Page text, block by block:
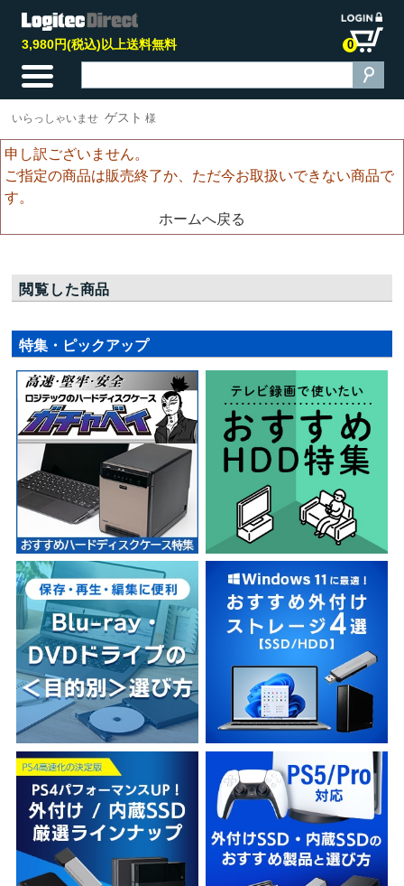
3,980円(税込)以上送料無料 0
いらっしゃいませ ゲスト 様
申し訳ございません。
ご指定の商品は販売終了か、ただ今お取扱いできない商品で
す。
ホームへ戻る
閲覧した商品
特集・ピックアップ